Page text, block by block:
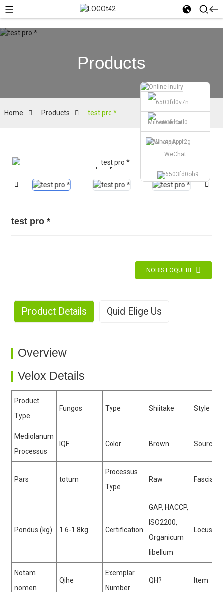
Mittere email
whatsapp
WeChat
Products
Home Products test pro *
Loading...
Loading...
test pro *
NOBIS LOQUERE
Product Details Quid Elige Us
Overview
Velox Details
Product
Type
Fungos Type Shiitake Style
Mediolanum
Processus
IQF Color Brown Source
Pars totum
Processus
Type
Raw Fasciae
Pondus (kg) 1.6-1.8kg Certification
GAP, HACCP,
ISO2200,
Organicum
libellum
Locus
Notam
nomen
Qihe
Exemplar
Number
QH? Item
2. Usus Rich
4. summus cedat